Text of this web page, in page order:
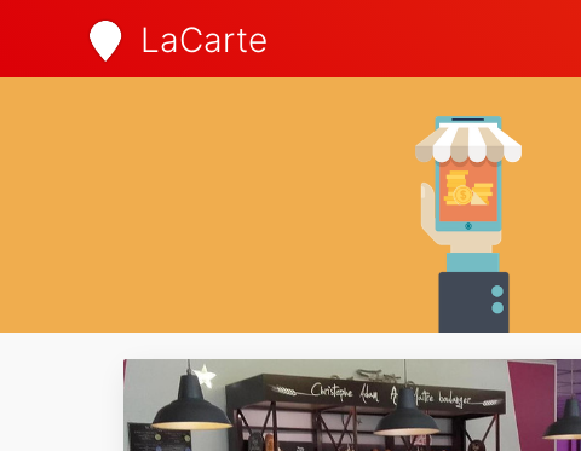
LaCarte